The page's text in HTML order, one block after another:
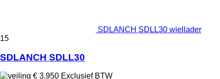
SDLANCH SDLL30 wiellader
15
SDLANCH SDLL30
€ 3.950 Exclusief BTW